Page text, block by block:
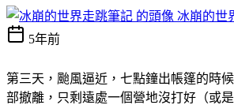
冰崩的世
5年前
第三天，颱風逼近，七點鐘出帳篷的時
部撤離，只剩遠處一個營地沒打好（或